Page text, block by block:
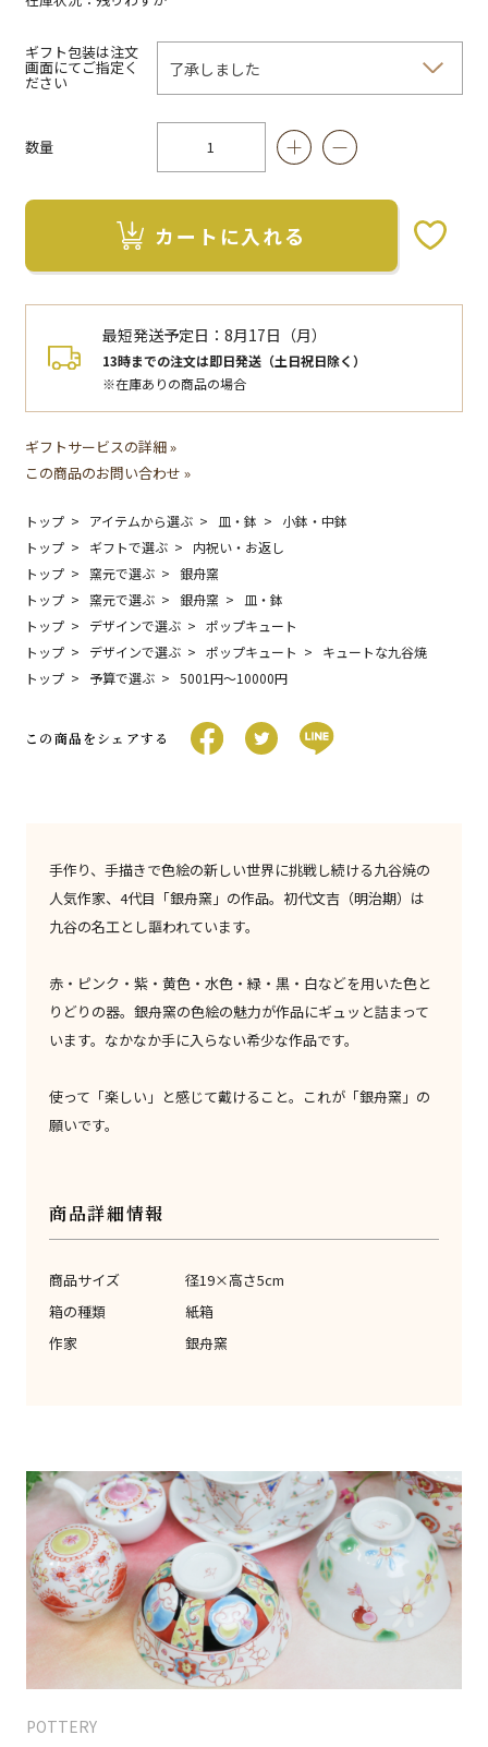
ギフト包装は注文
画面にてご指定く
ださい
数量
カートに入れる
最短発送予定日：8月17日（月）
13時までの注文は即日発送（土日祝日除く）
※在庫ありの商品の場合
ギフトサービスの詳細 »
この商品のお問い合わせ »
トップ アイテムから選ぶ 皿・鉢
小鉢・中鉢
トップ
ギフトで選ぶ
内祝い・お返し
トップ
窯元で選ぶ
銀舟窯
トップ
窯元で選ぶ 銀舟窯
皿・鉢
トップ
デザインで選ぶ
ポップキュート
トップ
デザインで選ぶ ポップキュート
キュートな九谷焼
トップ
予算で選ぶ 5001円〜10000円
この商品をシェアする
手作り、手描きで色絵の新しい世界に挑戦し続ける九谷焼の
人気作家、4代目「銀舟窯」の作品。初代文吉（明治期）は
九谷の名工とし謳われています。
赤・ピンク・紫・黄色・水色・緑・黒・白などを用いた色と
りどりの器。銀舟窯の色絵の魅力が作品にギュッと詰まって
います。なかなか手に入らない希少な作品です。
使って「楽しい」と感じて戴けること。これが「銀舟窯」の
願いです。
商品詳細情報
商品サイズ
径19×高さ5cm
箱の種類
紙箱
作家
銀舟窯
POTTERY